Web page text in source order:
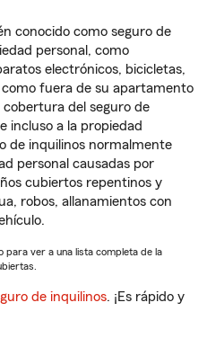
conocido como seguro de
personal, como
electrónicos, bicicletas,
fuera de su apartamento
del seguro de
incluso a la propiedad
de inquilinos normalmente
personal causadas por
cubiertos repentinos y
robos, allanamientos con
para ver a una lista completa de la
de inquilinos. ¡Es rápido y